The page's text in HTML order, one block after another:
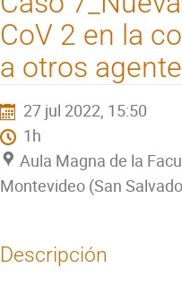
CoV 2 en la
a otros
27 jul 2022, 15:50
1h
Aula Magna de la
Montevideo (San
Descripción